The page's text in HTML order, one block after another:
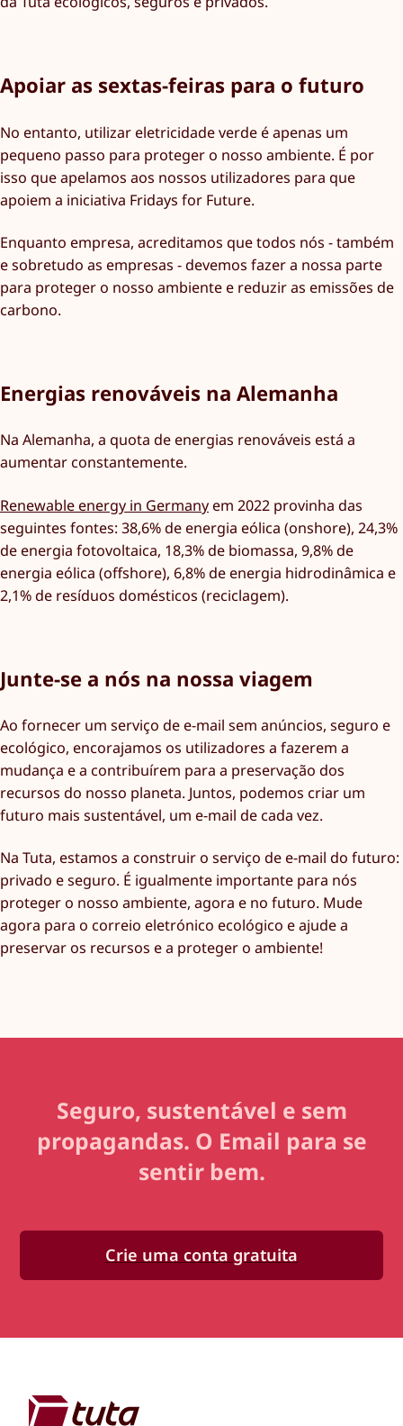
Apoiar as sextas-feiras para o futuro
No entanto, utilizar eletricidade verde é apenas um
pequeno passo para proteger o nosso ambiente. É por
isso que apelamos aos nossos utilizadores para que
apoiem a iniciativa Fridays for Future.
Enquanto empresa, acreditamos que todos nós - também
e sobretudo as empresas - devemos fazer a nossa parte
para proteger o nosso ambiente e reduzir as emissões de
carbono.
Energias renováveis na Alemanha
Na Alemanha, a quota de energias renováveis está a
aumentar constantemente.
Renewable energy in Germany em 2022 provinha das
seguintes fontes: 38,6% de energia eólica (onshore), 24,3%
de energia fotovoltaica, 18,3% de biomassa, 9,8% de
energia eólica (offshore), 6,8% de energia hidrodinâmica e
2,1% de resíduos domésticos (reciclagem).
Junte-se a nós na nossa viagem
Ao fornecer um serviço de e-mail sem anúncios, seguro e
ecológico, encorajamos os utilizadores a fazerem a
mudança e a contribuírem para a preservação dos
recursos do nosso planeta. Juntos, podemos criar um
futuro mais sustentável, um e-mail de cada vez.
Na Tuta, estamos a construir o serviço de e-mail do futuro:
privado e seguro. É igualmente importante para nós
proteger o nosso ambiente, agora e no futuro. Mude
agora para o correio eletrónico ecológico e ajude a
preservar os recursos e a proteger o ambiente!
Seguro, sustentável e sem
propagandas. O Email para se
sentir bem.
Crie uma conta gratuita